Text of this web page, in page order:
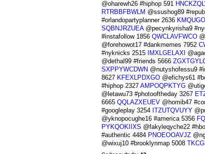
@oharewh26 #hiphop 591
RTRBBFBWLM @ssushog89
#orlandopartyplanner 2636
SQBNJRZUEA@pecynkyrisha9
#instafollow 1856 QWCLAVFWCO
@forehowot17 #dankmemes 7952
#nyknicks 2515
IMXLGELAXI
@dethal99 #friends 5666
SXPPYWCDWN @nutyshofessu9
8627 KFEXLPDXGO@efichys61
#hiphop 2327 AMPOQPKTYG
@letawu73 #photooftheday 3267
6665 QQLAZXEUEV@homib47
#googleplay 3254 ITZUTQVUYY
@yknopocughe16 #america 5356
PYKQOKIIXS @fakyleqyche22
#authentic 4484 PNOEOOAVJZ
@wixuj10 #brooklynmap 5008